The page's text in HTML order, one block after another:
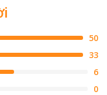
50
33
6
0